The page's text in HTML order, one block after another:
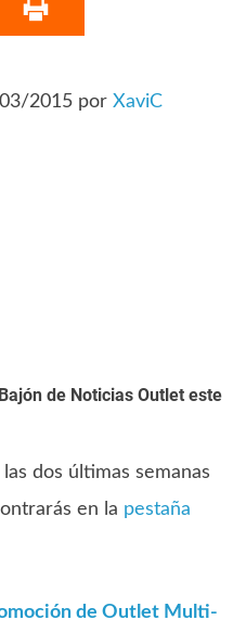
2015 porXaviC
Bajón de Noticias Outlet este
dos últimas semanas
en la pestaña
de Outlet Multi-